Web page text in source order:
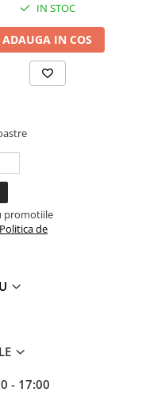
IN STOC
ADAUGA IN COS
promotiile
Politica de
- 17:00